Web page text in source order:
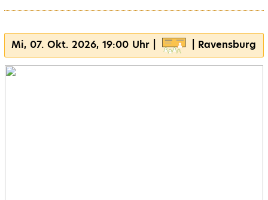
Mi, 07. Okt. 2026, 19:00 Uhr | | Ravensburg